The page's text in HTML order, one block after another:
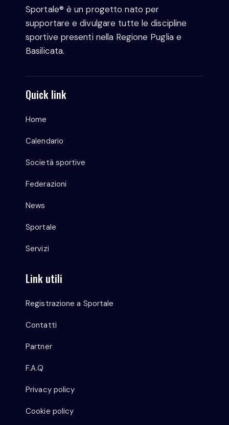
Sportale® è un progetto nato per
supportare e divulgare tutte le discipline
sportive presenti nella Regione Puglia e
Basilicata.
Quick link
Home
Calendario
Società sportive
Federazioni
News
Sportale
Servizi
Link utili
Registrazione a Sportale
Contatti
Partner
F.A.Q
Privacy policy
Cookie policy